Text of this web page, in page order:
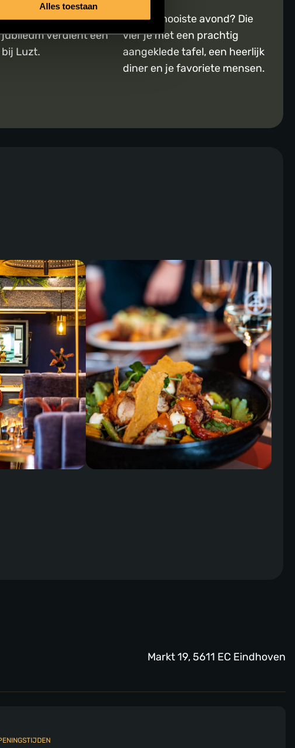
Alles toestaan
vriendschap of werk?
jubileum verdient een
Luzt.
Je allermooiste avond? Die
vier je met een prachtig
aangeklede tafel, een heerlijk
diner en je favoriete mensen.
Markt 19, 5611 EC Eindhoven